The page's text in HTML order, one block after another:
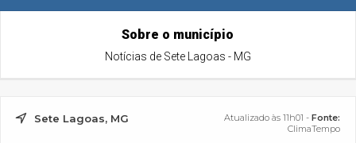
Sobre o município
Notícias de Sete Lagoas - MG
Sete Lagoas, MG Atualizado às 11h01 - Fonte:
ClimaTempo